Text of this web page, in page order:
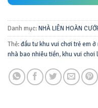
Danh mục:NHÀ LIÊN HOÀN
Thẻ:đầu tư khu vui chơi trẻ em
nhà bao nhiêu tiền,khu vui choi